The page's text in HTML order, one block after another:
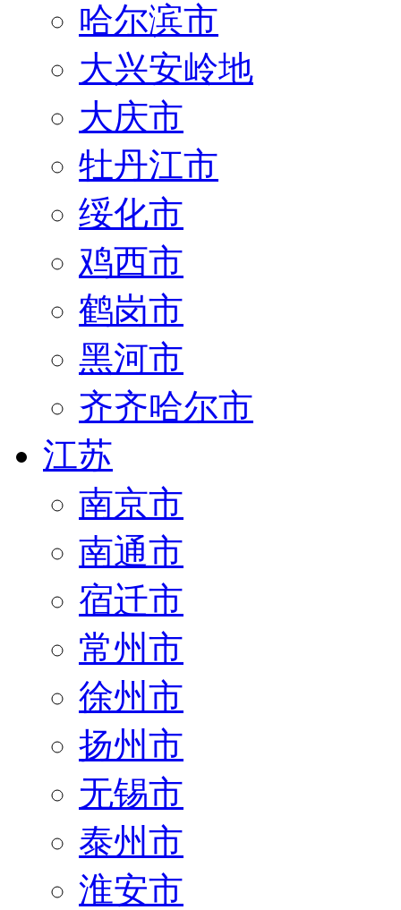
哈尔滨市
大兴安岭地
大庆市
牡丹江市
绥化市
鸡西市
鹤岗市
黑河市
齐齐哈尔市
江苏
南京市
南通市
宿迁市
常州市
徐州市
扬州市
无锡市
泰州市
淮安市